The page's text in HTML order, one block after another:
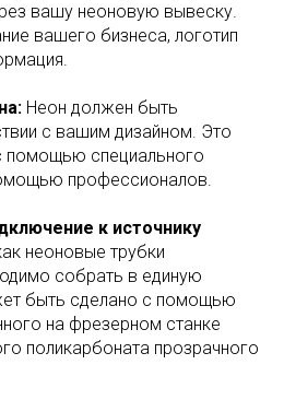
вашу неоновую вывеску.
вашего бизнеса, логотип
Неон должен быть
с вашим дизайном. Это
помощью специального
профессионалов.
к источнику
неоновые трубки
собрать в единую
быть сделано с помощью
на фрезерном станке
поликарбоната прозрачного